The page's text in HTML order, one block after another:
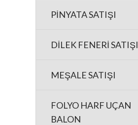
PİNYATA SATIŞI
DİLEK FENERİ SATIŞI
MEŞALE SATIŞI
FOLYO HARF UÇAN
BALON